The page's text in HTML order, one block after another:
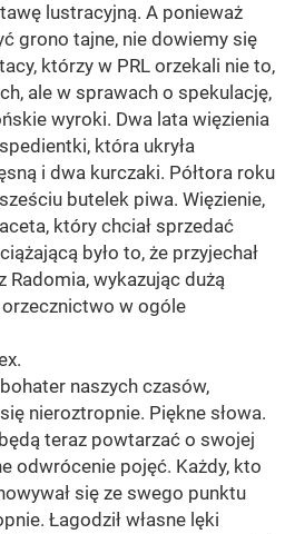
lustracyjną. A ponieważ
grono tajne, nie dowiemy się
którzy w PRL orzekali nie to,
ale w sprawach o spekulację,
wyroki. Dwa lata więzienia
która ukryła
i dwa kurczaki. Półtora roku
butelek piwa. Więzienie,
który chciał sprzedać
było to, że przyjechał
Radomia, wykazując dużą
w ogóle
naszych czasów,
nieroztropnie. Piękne słowa.
teraz powtarzać o swojej
odwrócenie pojęć. Każdy, kto
się ze swego punktu
Łagodził własne lęki